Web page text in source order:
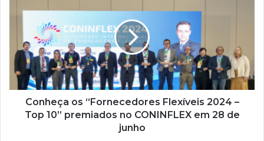
Flexíveis
10”
premiados
CONINFLEX
Conheça os “Fornecedores Flexíveis 2024 –
Top 10” premiados no CONINFLEX em 28 de
junho